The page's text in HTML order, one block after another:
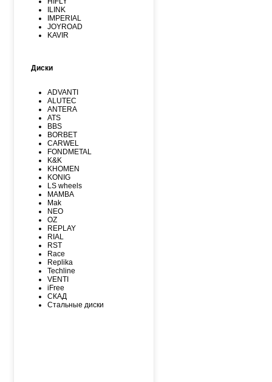
ILINK
IMPERIAL
JOYROAD
KAVIR
LAUFENN
MARSHAL
MATADOR
MAXXIS
MICHELIN
MIRAGE
NEXEN
NITTO
NOKIAN
NOKIAN NORDMAN
Nordman Nordman
ONYX
PACE
PIRELLI
PIRELLI Formula
ROADCRUZA
ROADKING
ROADMARCH
ROADSTONE
ROTALLA
SAILUN
SATOYA
SONIX
SUNFULL
TIGAR
TORERO
TORQUE
Диски
ADVANTI
ALUTEC
ANTERA
ATS
BBS
BORBET
CARWEL
FONDMETAL
K&K
KHOMEN
KONIG
LS wheels
MAMBA
Mak
NEO
OZ
REPLAY
RIAL
RST
Race
Replika
Techline
VENTI
iFree
СКАД
Стальные диски